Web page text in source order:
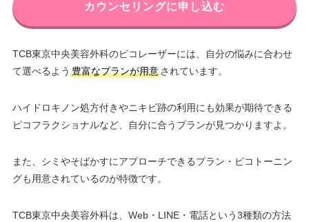
カウンセリングに申し込む
TCB東京中央美容外科のピコレーザーには、自分の悩みに合わせ
て選べるよう 豊富なプランが用意されています。
ハイドロキノン処方付きやニキビ跡の利用にも効果が期待できる
ピコフラクショナルなど、自分に合うプランが見つかりますよ。
また、シミやそばかすにアプローチできるプラン・ピコトーニン
グも用意されているのが特徴です。
TCB東京中央美容外科は、Web・LINE・電話という3種類の方法